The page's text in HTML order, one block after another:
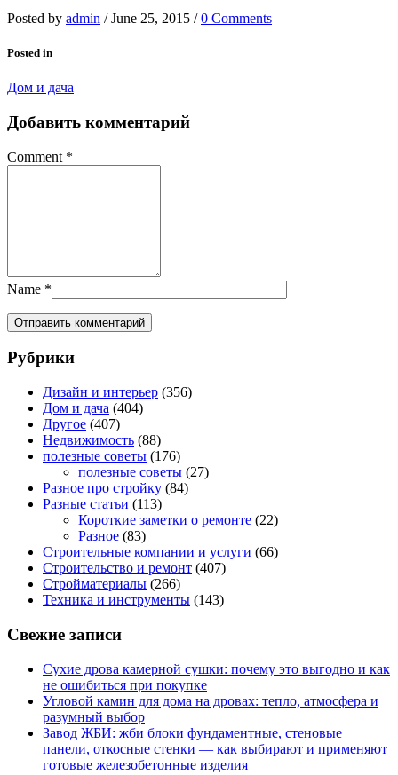
Posted by admin / June 25, 2015 / 0 Comments
Posted in
Дом и дача
Добавить комментарий
Comment *
Name *
Рубрики
Дизайн и интерьер (356)
Дом и дача (404)
Другое (407)
Недвижимость (88)
полезные советы (176)
полезные советы (27)
Разное про стройку (84)
Разные статьи (113)
Короткие заметки о ремонте (22)
Разное (83)
Строительные компании и услуги (66)
Строительство и ремонт (407)
Стройматериалы (266)
Техника и инструменты (143)
Свежие записи
Сухие дрова камерной сушки: почему это выгодно и как
не ошибиться при покупке
Угловой камин для дома на дровах: тепло, атмосфера и
разумный выбор
Завод ЖБИ: жби блоки фундаментные, стеновые
панели, откосные стенки — как выбирают и применяют
готовые железобетонные изделия